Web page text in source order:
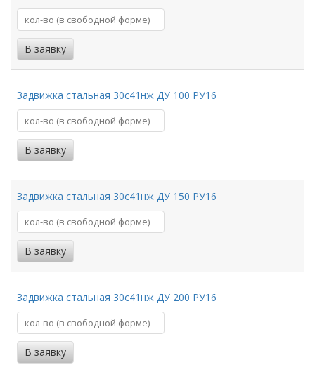
Задвижка стальная 30с41нж ДУ 100 РУ16
Задвижка стальная 30с41нж ДУ 150 РУ16
Задвижка стальная 30с41нж ДУ 200 РУ16